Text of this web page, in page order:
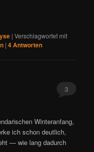
|Verschlagwortet mit
|4Antworten
3
Winteranfang,
ich schon deutlich,
— wie lang dadurch